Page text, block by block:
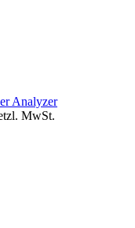
Analyzer
MwSt.